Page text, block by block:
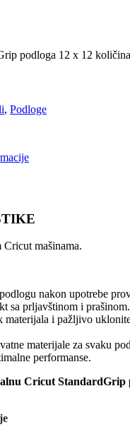
podloga 12 x 12 količina
, Podloge
mašinama.
nakon upotrebe
sa prljavštinom i prašinom.
materijala i pažljivo
materijale za svaku
performanse.
Cricut StandardGrip